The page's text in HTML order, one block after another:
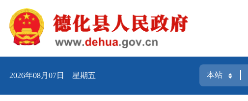
2026年08月07日 星期五